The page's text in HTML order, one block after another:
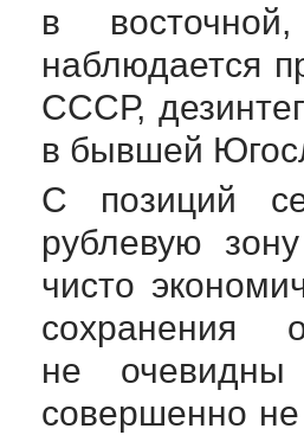
в
наблюдается
СССР,
в бывшей
С позиций
рублевую
чисто
не
совершенно